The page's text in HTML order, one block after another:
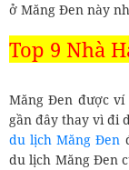
ở Măng Đen này
Top 9 Nhà
Măng Đen được ví
gần đây thay vì đi
du lịch Măng Đen
du lịch Măng Đen